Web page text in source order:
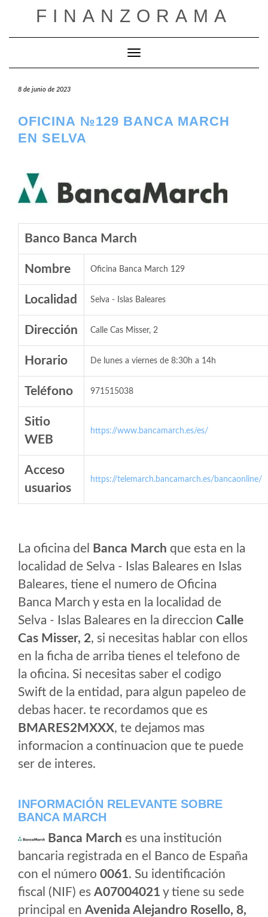
FINANZORAMA
Cambiar modo de navegación
8 de junio de 2023
OFICINA №129 BANCA MARCH
EN SELVA
Banco Banca March
Nombre Oficina Banca March 129
Localidad Selva - Islas Baleares
Dirección Calle Cas Misser, 2
Horario De lunes a viernes de 8:30h a 14h
Teléfono 971515038
Sitio
WEB
https://www.bancamarch.es/es/
Acceso
usuarios
https://telemarch.bancamarch.es/bancaonline/
La oficina del Banca March que esta en la
localidad de Selva - Islas Baleares en Islas
Baleares, tiene el numero de Oficina
Banca March y esta en la localidad de
Selva - Islas Baleares en la direccion Calle
Cas Misser, 2, si necesitas hablar con ellos
en la ficha de arriba tienes el telefono de
la oficina. Si necesitas saber el codigo
Swift de la entidad, para algun papeleo de
debas hacer. te recordamos que es
BMARES2MXXX, te dejamos mas
informacion a continuacion que te puede
ser de interes.
INFORMACIÓN RELEVANTE SOBRE
BANCA MARCH
Banca March es una institución
bancaria registrada en el Banco de España
con el número 0061. Su identificación
fiscal (NIF) es A07004021 y tiene su sede
principal en Avenida Alejandro Rosello, 8,